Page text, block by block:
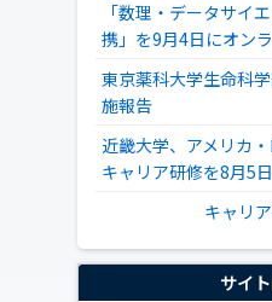
「数理・データサイ
携」を9月4日にオン
東京薬科大学生命科
施報告
近畿大学、アメリカ
キャリア研修を8月5
キャリ
サイ